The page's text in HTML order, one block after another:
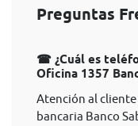
Preguntas
☎ ¿Cuál es
Oficina 1357
Atención al
bancaria Banco